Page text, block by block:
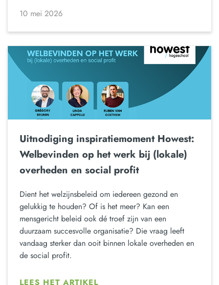
10 mei 2026
Uitnodiging inspiratiemoment Howest:
Welbevinden op het werk bij (lokale)
overheden en social profit
Dient het welzijnsbeleid om iedereen gezond en
gelukkig te houden? Of is het meer? Kan een
mensgericht beleid ook dé troef zijn van een
duurzaam succesvolle organisatie? Die vraag leeft
vandaag sterker dan ooit binnen lokale overheden en
de social profit.
LEES HET ARTIKEL